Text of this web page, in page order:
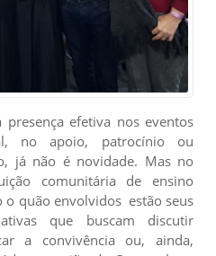
efetiva nos eventos
no apoio, patrocínio ou
já não é novidade. Mas no
comunitária de ensino
quão envolvidos estão seus
que buscam discutir
a convivência ou, ainda,